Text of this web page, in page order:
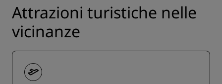
Attrazioni turistiche nelle
vicinanze